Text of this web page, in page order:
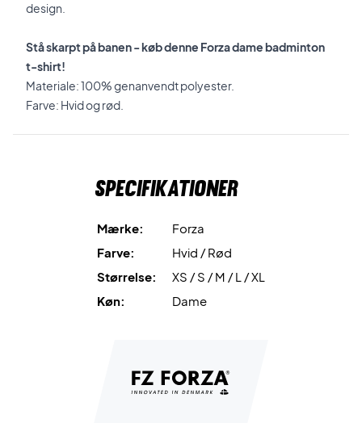
design.
Stå skarpt på banen - køb denne Forza dame badminton
t-shirt!
Materiale: 100% genanvendt polyester.
Farve: Hvid og rød.
Specifikationer
Mærke:
Forza
Farve:
Hvid / Rød
Størrelse:
XS / S / M / L / XL
Køn:
Dame